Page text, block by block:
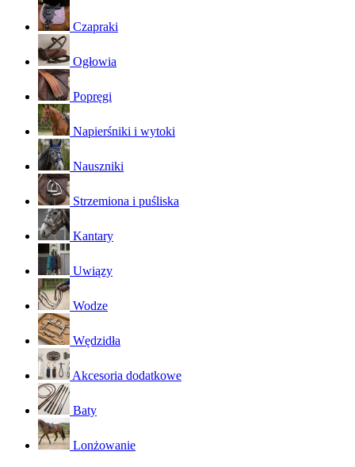
Czapraki
Ogłowia
Popręgi
Napierśniki i wytoki
Nauszniki
Strzemiona i puśliska
Kantary
Uwiązy
Wodze
Wędzidła
Akcesoria dodatkowe
Baty
Lonżowanie